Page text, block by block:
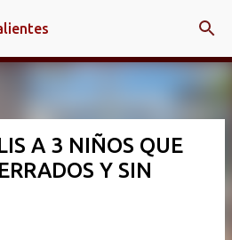
principal
A 3 NIÑOS QUE
Y SIN